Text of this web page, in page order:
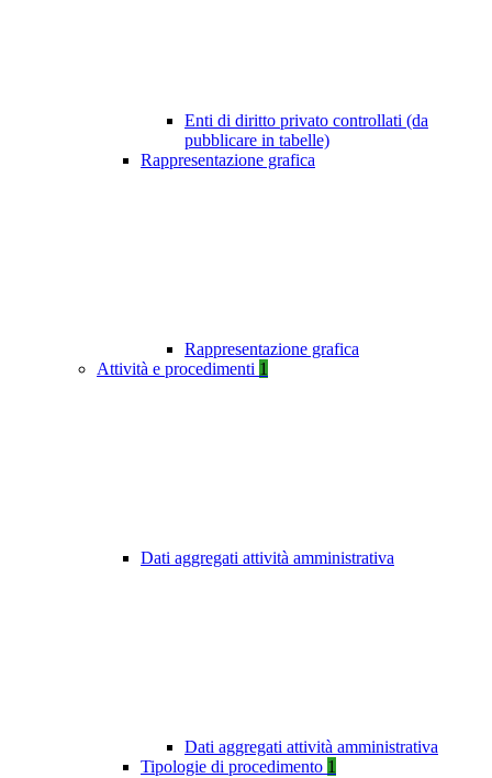
Enti di diritto privato controllati (da
pubblicare in tabelle)
Rappresentazione grafica
Rappresentazione grafica
Attività e procedimenti 1
Dati aggregati attività amministrativa
Dati aggregati attività amministrativa
Tipologie di procedimento 1